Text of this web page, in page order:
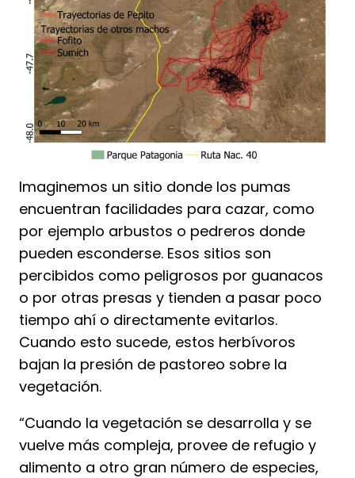
Imaginemos un sitio donde los pumas
encuentran facilidades para cazar, como
por ejemplo arbustos o pedreros donde
pueden esconderse. Esos sitios son
percibidos como peligrosos por guanacos
o por otras presas y tienden a pasar poco
tiempo ahí o directamente evitarlos.
Cuando esto sucede, estos herbívoros
bajan la presión de pastoreo sobre la
vegetación.
“Cuando la vegetación se desarrolla y se
vuelve más compleja, provee de refugio y
alimento a otro gran número de especies,